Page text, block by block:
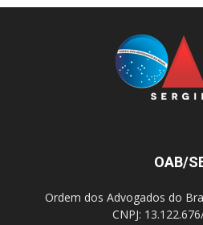
OAB/
Ordem dos Advogados do
CNPJ: